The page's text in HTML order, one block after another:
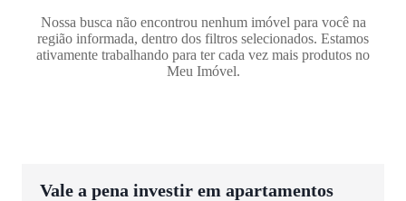
Nossa busca não encontrou nenhum imóvel para você na
região informada, dentro dos filtros selecionados. Estamos
ativamente trabalhando para ter cada vez mais produtos no
Meu Imóvel.
Vale a pena investir em apartamentos